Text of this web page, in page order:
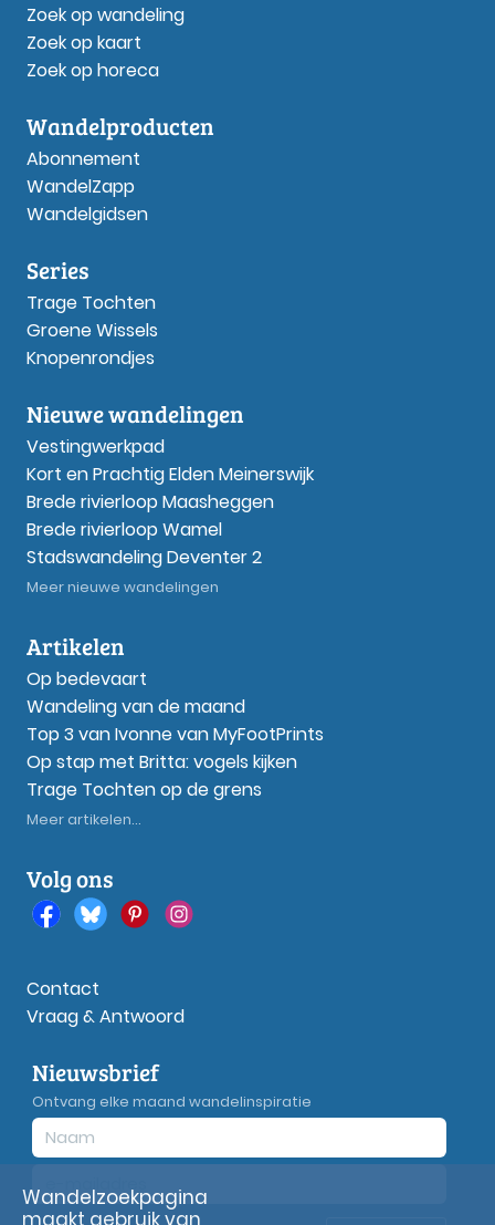
Zoek op wandeling
Zoek op kaart
Zoek op horeca
Wandelproducten
Abonnement
WandelZapp
Wandelgidsen
Series
Trage Tochten
Groene Wissels
Knopenrondjes
Nieuwe wandelingen
Vestingwerkpad
Kort en Prachtig Elden Meinerswijk
Brede rivierloop Maasheggen
Brede rivierloop Wamel
Stadswandeling Deventer 2
Meer nieuwe wandelingen
Artikelen
Op bedevaart
Wandeling van de maand
Top 3 van Ivonne van MyFootPrints
Op stap met Britta: vogels kijken
Trage Tochten op de grens
Meer artikelen...
Volg ons
Contact
Vraag & Antwoord
Nieuwsbrief
Ontvang elke maand wandelinspiratie
Wandelzoekpagina
maakt gebruik van